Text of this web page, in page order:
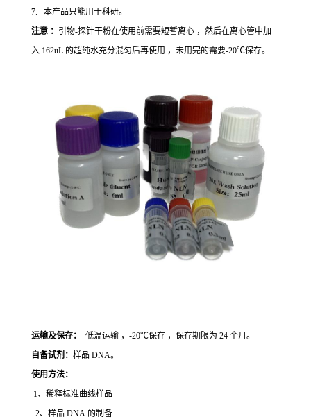
7. 本产品只能用于科研。
注意 ： 引物-探针干粉在使用前需要短暂离心 ，然后在离心管中加
入 162uL 的超纯水充分混匀后再使用 ，未用完的需要-20℃保存。
运输及保存：
低温运输 ，-20℃保存 ，保存期限为 24 个月。
自备试剂： 样品 DNA。
使用方法：
1、稀释标准曲线样品
2、样品 DNA 的制备